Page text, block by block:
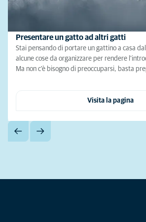
Presentare un gatto ad altri gatti
Stai pensando di portare un gattino a casa
alcune cose da organizzare per rendere
Ma non c'è bisogno di preoccuparsi, basta
Visita la pagina